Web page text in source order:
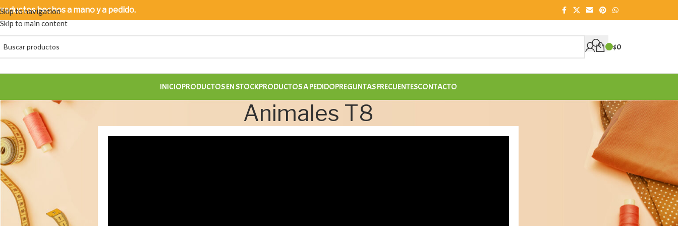
Skip to navigation
Skip to main content
hechos a mano y a pedido.
$0
INICIOPRODUCTOS EN STOCKPRODUCTOS A PEDIDOPREGUNTAS FRECUENTESCONTACTO
Animales T8